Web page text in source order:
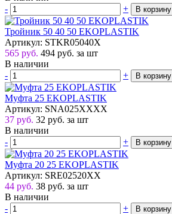
-
+ В корзину
Тройник 50 40 50 EKOPLASTIK
Артикул: STKR05040X
565 руб. 494 руб. за шт
В наличии
-
+ В корзину
Муфта 25 EKOPLASTIK
Артикул: SNA025XXXX
37 руб. 32 руб. за шт
В наличии
-
+ В корзину
Муфта 20 25 EKOPLASTIK
Артикул: SRE02520XX
44 руб. 38 руб. за шт
В наличии
-
+ В корзину